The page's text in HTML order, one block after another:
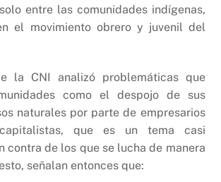
entre las comunidades indígenas,
el movimiento obrero y juvenil del
la CNI analizó problemáticas que
como el despojo de sus
naturales por parte de empresarios
que es un tema casi
contra de los que se lucha de manera
señalan entonces que: